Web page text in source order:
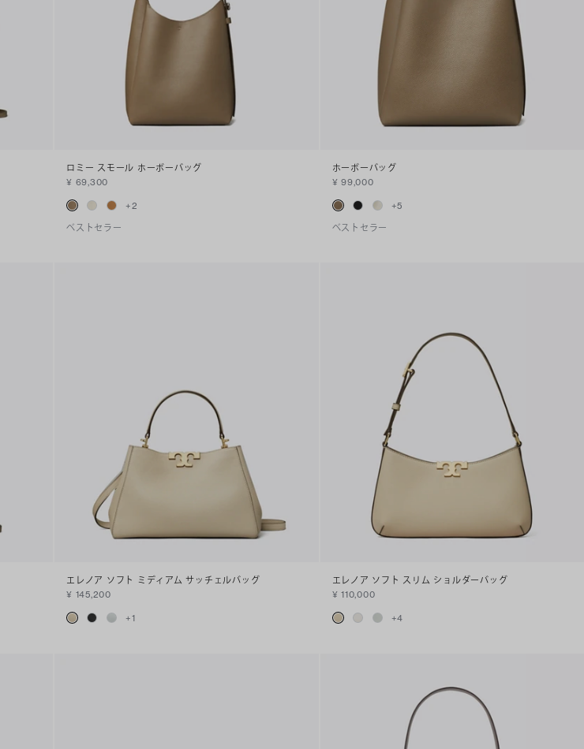
ロミー スモール ホーボーバッグ
¥ 69,300
+2
ベストセラー
ホーボーバッグ
¥ 99,000
+5
ベストセラー
エレノア ソフト ミディアム サッチェルバッグ
¥ 145,200
+1
エレノア ソフト スリム ショルダーバッグ
¥ 110,000
+4